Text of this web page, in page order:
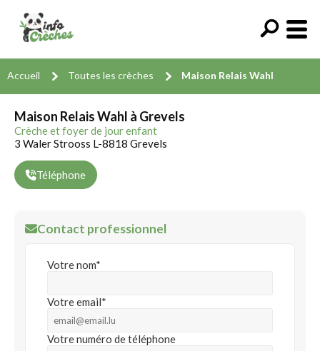
Accueil Toutes les crèches Maison Relais Wahl
Maison Relais Wahl à Grevels
Crèche et foyer de jour enfant
3 Waler Strooss L-8818 Grevels
Téléphone
Contact professionnel
Votre nom*
Votre email*
Votre numéro de téléphone